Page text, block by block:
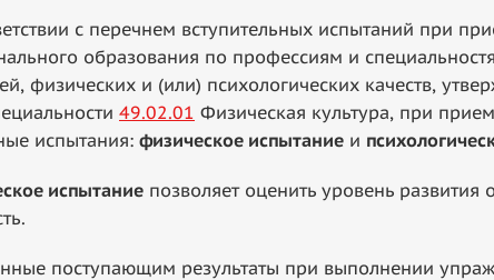
с перечнем вступительных испытаний при
образования по профессиям и
физических и (или) психологических качеств,
49.02.01 Физическая культура, при
испытания: физическое испытание и
испытание позволяет оценить уровень
поступающим результаты при выполнении